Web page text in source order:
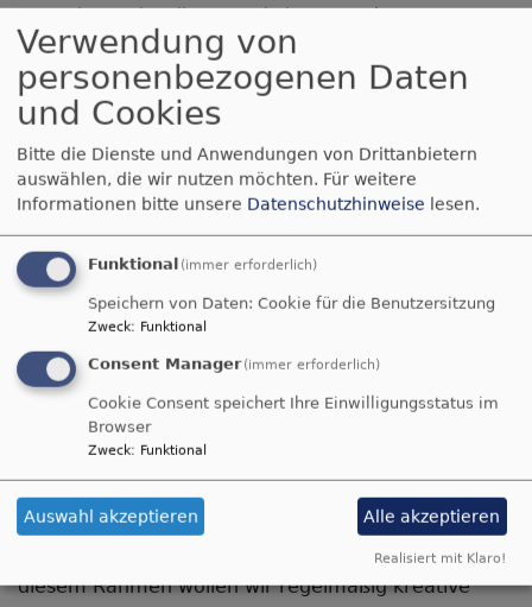
Startseite Lebendige Gemeinde Jugend
Jugend
Jugend und Kirche?! Das passt doch nicht? Wir
zusammen! Denn wir bieten unseren Jugendlichen
Freiräume, in denen sie sich entwickeln können.
Dazu gehört auch, dass man Dinge mal anders
ausprobieren darf, als sie bisher immer waren.
Heißt es nicht immer: „Frische Luft tut gut!“? Darum
freuen wir uns, wenn Jugendliche frischen Wind in
unsere alten Gemäuer bringen.
Jugendchorund auf den Jugendfreizeiten.
Außerdem laden wir herzlich ein, am Aufbau einer
im Mangfalltal mitzumachen. In
diesem Rahmen wollen wir regelmäßig kreative
Verwendung von
personenbezogenen Daten
und Cookies
Bitte die Dienste und Anwendungen von Drittanbietern
auswählen, die wir nutzen möchten. Für weitere
Informationen bitte unsere Datenschutzhinweise lesen.
Funktional (immer erforderlich)
Speichern von Daten: Cookie für die Benutzersitzung
Zweck: Funktional
Consent Manager (immer erforderlich)
Cookie Consent speichert Ihre Einwilligungsstatus im
Browser
Zweck: Funktional
Auswahl akzeptieren Alle akzeptieren
Realisiert mit Klaro!